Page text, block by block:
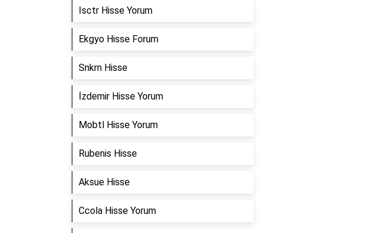
Isctr Hisse Yorum
Ekgyo Hisse Forum
Snkrn Hisse
İzdemir Hisse Yorum
Mobtl Hisse Yorum
Rubenis Hisse
Aksue Hisse
Ccola Hisse Yorum